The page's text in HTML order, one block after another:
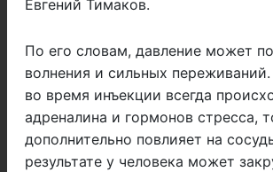
Евгений Тимаков.
По его словам, давление может
волнения и сильных
во время инъекции всегда
адреналина и гормонов стресса,
дополнительно повлияет на
результате у человека может